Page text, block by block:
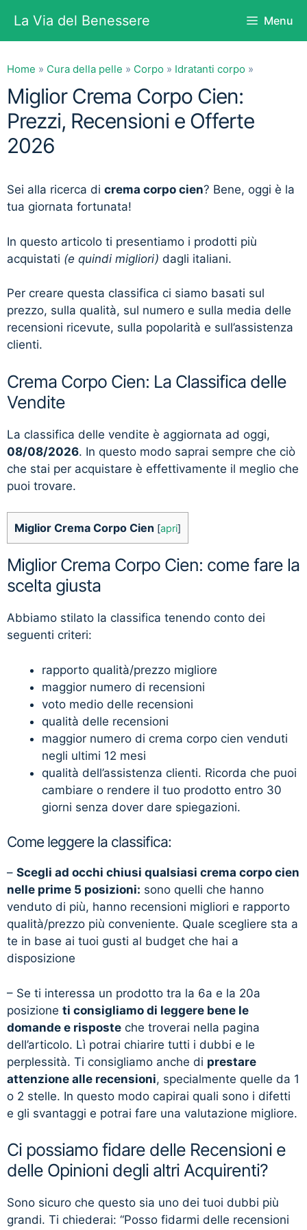
contenuto
La Via del Benessere Menu
Home » Cura della pelle » Corpo » Idratanti corpo »
Miglior Crema Corpo Cien:
Prezzi, Recensioni e Offerte
2026
Sei alla ricerca di crema corpo cien? Bene, oggi è la
tua giornata fortunata!
In questo articolo ti presentiamo i prodotti più
acquistati (e quindi migliori) dagli italiani.
Per creare questa classifica ci siamo basati sul
prezzo, sulla qualità, sul numero e sulla media delle
recensioni ricevute, sulla popolarità e sull’assistenza
clienti.
Crema Corpo Cien: La Classifica delle
Vendite
La classifica delle vendite è aggiornata ad oggi,
08/08/2026. In questo modo saprai sempre che ciò
che stai per acquistare è effettivamente il meglio che
puoi trovare.
Miglior Crema Corpo Cien [apri]
Miglior Crema Corpo Cien: come fare la
scelta giusta
Abbiamo stilato la classifica tenendo conto dei
seguenti criteri:
rapporto qualità/prezzo migliore
maggior numero di recensioni
voto medio delle recensioni
qualità delle recensioni
maggior numero di crema corpo cien venduti
negli ultimi 12 mesi
qualità dell’assistenza clienti. Ricorda che puoi
cambiare o rendere il tuo prodotto entro 30
giorni senza dover dare spiegazioni.
Come leggere la classifica:
– Scegli ad occhi chiusi qualsiasi crema corpo cien
nelle prime 5 posizioni: sono quelli che hanno
venduto di più, hanno recensioni migliori e rapporto
qualità/prezzo più conveniente. Quale scegliere sta a
te in base ai tuoi gusti al budget che hai a
disposizione
– Se ti interessa un prodotto tra la 6a e la 20a
posizione ti consigliamo di leggere bene le
domande e risposte che troverai nella pagina
dell’articolo. Lì potrai chiarire tutti i dubbi e le
perplessità. Ti consigliamo anche di prestare
attenzione alle recensioni, specialmente quelle da 1
o 2 stelle. In questo modo capirai quali sono i difetti
e gli svantaggi e potrai fare una valutazione migliore.
Ci possiamo fidare delle Recensioni e
delle Opinioni degli altri Acquirenti?
Sono sicuro che questo sia uno dei tuoi dubbi più
grandi. Ti chiederai: “Posso fidarmi delle recensioni